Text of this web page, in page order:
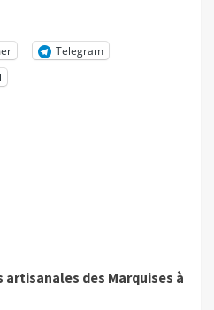
Telegram
des Marquises à